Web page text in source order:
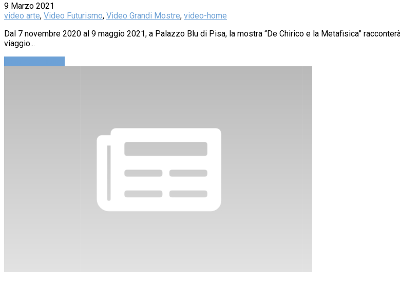
9 Marzo 2021
video arte, Video Futurismo, Video Grandi Mostre, video-home
Dal 7 novembre 2020 al 9 maggio 2021, a Palazzo Blu di Pisa, la mostra “De Chirico e la Metafisica”
viaggio...